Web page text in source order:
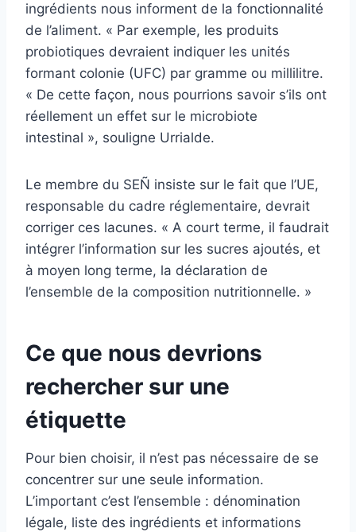
ingrédients nous informent de la fonctionnalité
de l’aliment. « Par exemple, les produits
probiotiques devraient indiquer les unités
formant colonie (UFC) par gramme ou millilitre.
« De cette façon, nous pourrions savoir s’ils ont
réellement un effet sur le microbiote
intestinal », souligne Urrialde.
Le membre du SEÑ insiste sur le fait que l’UE,
responsable du cadre réglementaire, devrait
corriger ces lacunes. « A court terme, il faudrait
intégrer l’information sur les sucres ajoutés, et
à moyen long terme, la déclaration de
l’ensemble de la composition nutritionnelle. »
Ce que nous devrions
rechercher sur une
étiquette
Pour bien choisir, il n’est pas nécessaire de se
concentrer sur une seule information.
L’important c’est l’ensemble : dénomination
légale, liste des ingrédients et informations